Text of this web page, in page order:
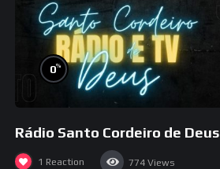
0%
Rádio Santo Cordeiro de Deus
1 Reaction 774 Views